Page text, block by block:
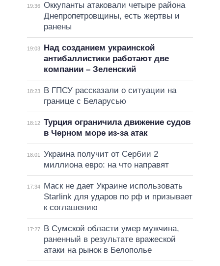
19:36 Оккупанты атаковали четыре района
Днепропетровщины, есть жертвы и
ранены
19:03
Над созданием украинской
антибаллистики работают две
компании – Зеленский
18:23
В ГПСУ рассказали о ситуации на
границе с Беларусью
18:12 Турция ограничила движение судов
в Черном море из-за атак
18:01
Украина получит от Сербии 2
миллиона евро: на что направят
17:34
Маск не дает Украине использовать
Starlink для ударов по рф и призывает
к соглашению
17:27
В Сумской области умер мужчина,
раненный в результате вражеской
атаки на рынок в Белополье